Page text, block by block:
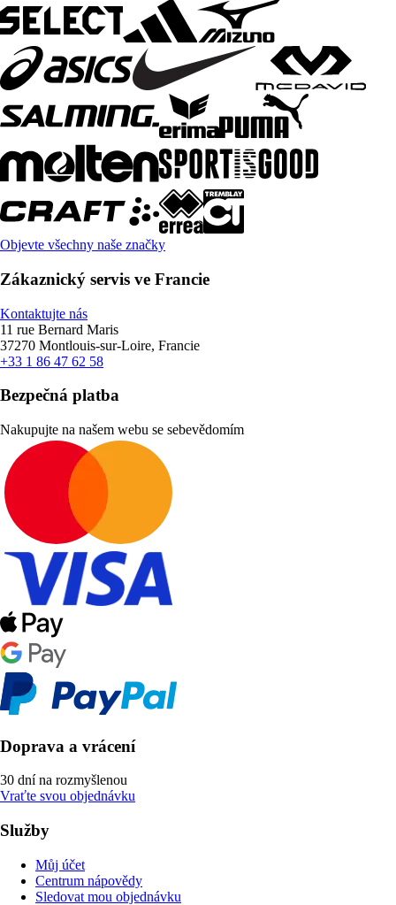
Objevte všechny naše značky
Zákaznický servis ve Francie
Kontaktujte nás
11 rue Bernard Maris
37270 Montlouis-sur-Loire, Francie
+33 1 86 47 62 58
Bezpečná platba
Nakupujte na našem webu se sebevědomím
Doprava a vrácení
30 dní na rozmyšlenou
Vraťte svou objednávku
Služby
Můj účet
Centrum nápovědy
Sledovat mou objednávku